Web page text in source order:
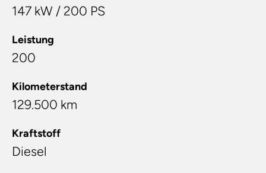
147 kW / 200 PS
Leistung
200
Kilometerstand
129.500 km
Kraftstoff
Diesel